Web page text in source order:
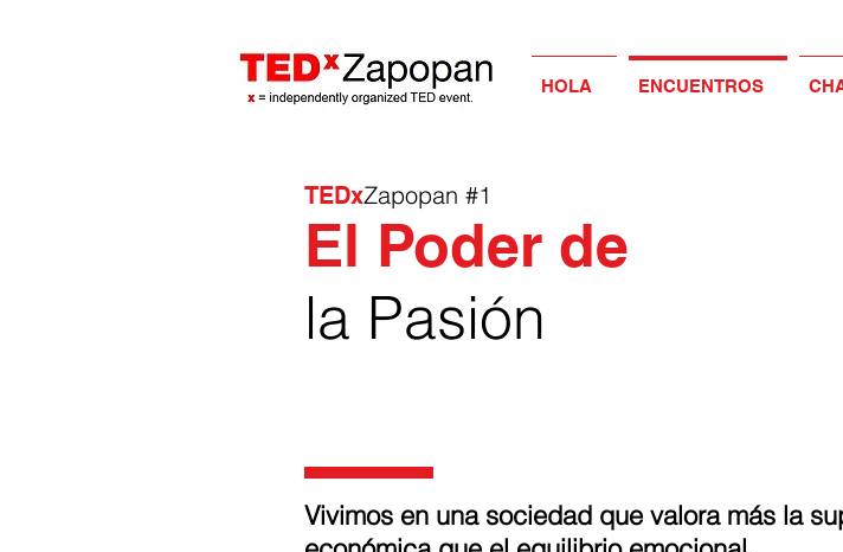
HOLA ENCUENTROS
TEDxZapopan #1
El Poder de
la Pasión
Vivimos en una sociedad que valora más la